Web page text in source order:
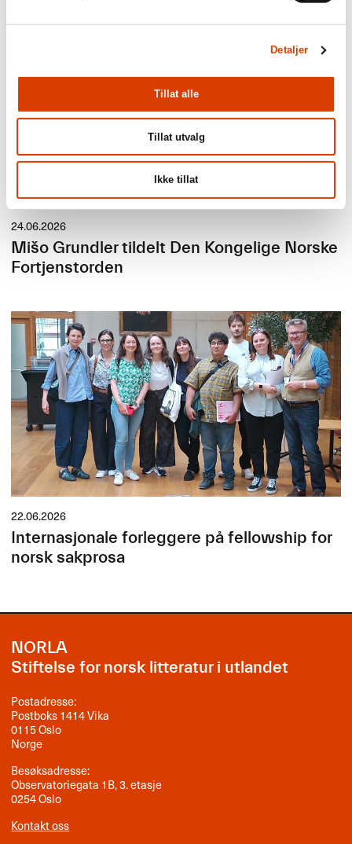
Detaljer
Tillat alle
Tillat utvalg
Ikke tillat
24.06.2026
Mišo Grundler tildelt Den Kongelige Norske
Fortjenstorden
22.06.2026
Internasjonale forleggere på fellowship for
norsk sakprosa
NORLA
Stiftelse for norsk litteratur i utlandet
Postadresse:
Postboks 1414 Vika
0115 Oslo
Norge
Besøksadresse:
Observatoriegata 1B, 3. etasje
0254 Oslo
Kontakt oss